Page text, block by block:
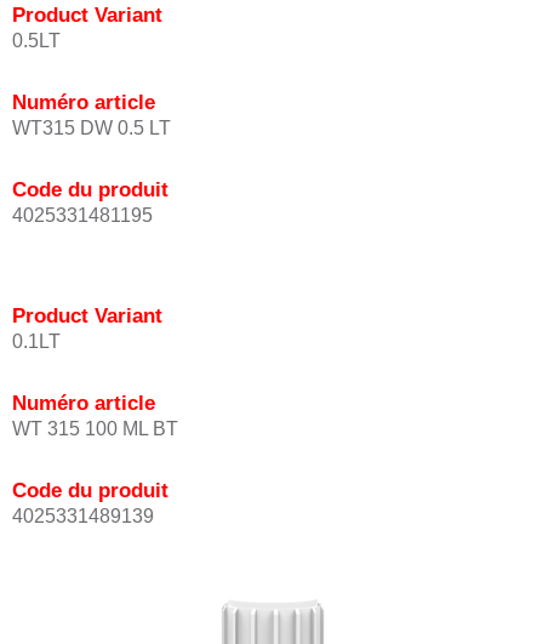
Product Variant
0.5LT
Numéro article
WT315 DW 0.5 LT
Code du produit
4025331481195
Product Variant
0.1LT
Numéro article
WT 315 100 ML BT
Code du produit
4025331489139